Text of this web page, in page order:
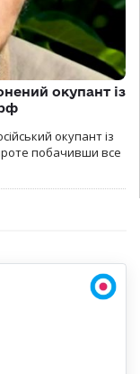
окупант із
окупант із
побачивши все